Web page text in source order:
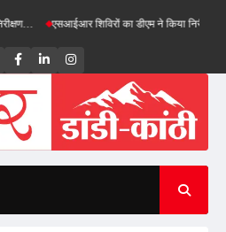
एसआईआर शिविरों का डीएम ने किया निरीक्षण,
TwitterFacebookLinkedInInstagram